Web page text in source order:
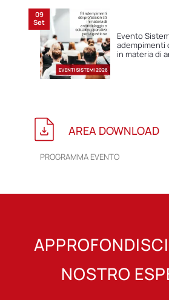
09
Set
Evento
adempimenti
in materia di
AREA DOWNLOAD
PROGRAMMA EVENTO
NOSTRO